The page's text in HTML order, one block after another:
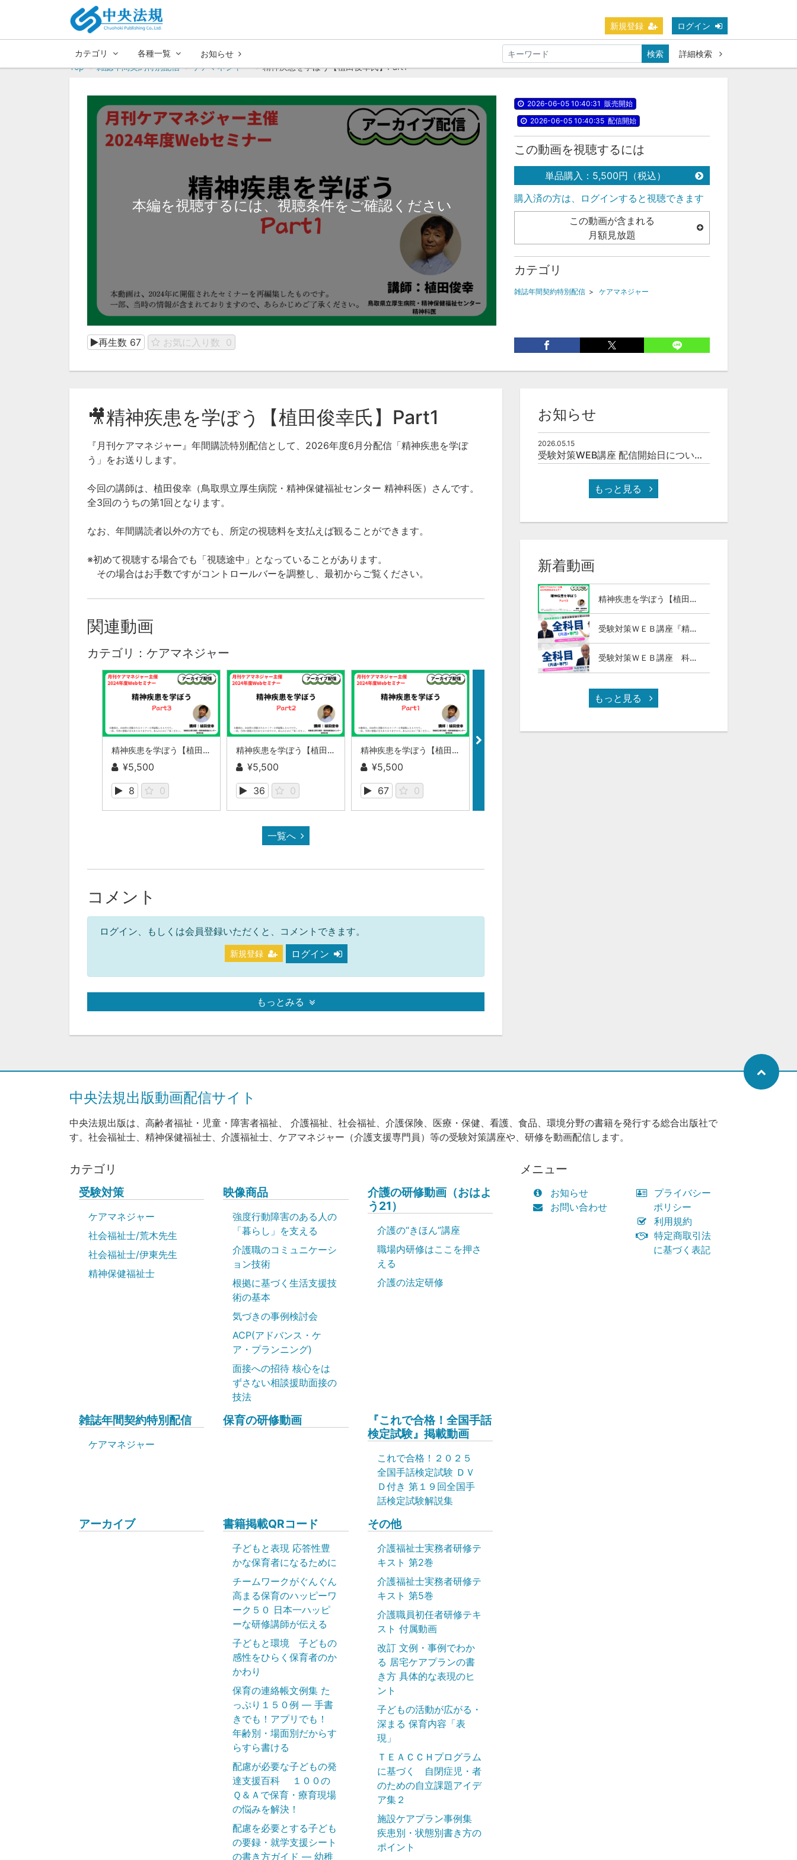
新規登録 ログイン
カテゴリ 各種一覧 お知らせ 検索
詳細検索
Top
雑誌年間契約特別配信 ケアマネジャー 精神疾患を学ぼう【植田俊幸氏】Part1
本編を視聴するには、視聴条件をご確認ください
再生数 67 お気に入り数 0
2026-06-05 10:40:31 販売開始
2026-06-05 10:40:35 配信開始
この動画を視聴するには
単品購入：5,500円（税込）
購入済の方は、ログインすると視聴できます
この動画が含まれる
月額見放題
カテゴリ
雑誌年間契約特別配信 > ケアマネジャー
🎥精神疾患を学ぼう【植田俊幸氏】Part1
『月刊ケアマネジャー』年間購読特別配信として、2026年度6月分配信「精神疾患を学ぼ
う」をお送りします。
今回の講師は、植田俊幸（鳥取県立厚生病院・精神保健福祉センター 精神科医）さんです。
全3回のうちの第1回となります。
なお、年間購読者以外の方でも、所定の視聴料を支払えば観ることができます。
※初めて視聴する場合でも「視聴途中」となっていることがあります。
その場合はお手数ですがコントロールバーを調整し、最初からご覧ください。
関連動画
カテゴリ：ケアマネジャー
精神疾患を学ぼう【植田俊幸氏】Part３
¥5,500
8
0
精神疾患を学ぼう【植田俊幸氏】Part２
¥5,500
36
0
精神疾患を学ぼう【植田俊幸氏】Part1
¥5,500
67
0
一覧へ
コメント
ログイン、もしくは会員登録いただくと、コメントできます。
新規登録 ログイン
もっとみる
お知らせ
2026.05.15
受験対策WEB講座 配信開始日について(予定)
もっと見る
新着動画
精神疾患を学ぼう【植田俊幸氏】Part３
受験対策ＷＥＢ講座『精神保健福祉士国試ナビ［専門科目］２０２７』＆「科目別の重要ポイントがわかる！社会福祉士合格講座２０２７［共通科目］」
受験対策ＷＥＢ講座 科目別の重要ポイントがわかる！社会福祉士合格講座２０２７（全セット）
もっと見る
中央法規出版動画配信サイト
中央法規出版は、高齢者福祉・児童・障害者福祉、 介護福祉、社会福祉、介護保険、医療・保健、看護、食品、環境分野の書籍を発行する総合出版社で
す。社会福祉士、精神保健福祉士、介護福祉士、ケアマネジャー（介護支援専門員）等の受験対策講座や、研修を動画配信します。
カテゴリ
受験対策
ケアマネジャー
社会福祉士/荒木先生
社会福祉士/伊東先生
精神保健福祉士
映像商品
強度行動障害のある人の
「暮らし」を支える
介護職のコミュニケーシ
ョン技術
根拠に基づく生活支援技
術の基本
気づきの事例検討会
ACP(アドバンス・ケ
ア・プランニング)
面接への招待 核心をは
ずさない相談援助面接の
技法
介護の研修動画（おはよ
う21）
介護の“きほん”講座
職場内研修はここを押さ
える
介護の法定研修
雑誌年間契約特別配信
ケアマネジャー
保育の研修動画
『これで合格！全国手話
検定試験』掲載動画
これで合格！２０２５
全国手話検定試験 ＤＶ
Ｄ付き 第１９回全国手
話検定試験解説集
アーカイブ 書籍掲載QRコード
子どもと表現 応答性豊
かな保育者になるために
チームワークがぐんぐん
高まる保育のハッピーワ
ーク５０ 日本一ハッピ
ーな研修講師が伝える
子どもと環境 子どもの
感性をひらく保育者のか
かわり
保育の連絡帳文例集 た
っぷり１５０例 ― 手書
きでも！アプリでも！
年齢別・場面別だからす
らすら書ける
配慮が必要な子どもの発
達支援百科 １００の
Ｑ＆Ａで保育・療育現場
の悩みを解決！
配慮を必要とする子ども
の要録・就学支援シート
の書き方ガイド ― 幼稚
その他
介護福祉士実務者研修テ
キスト 第2巻
介護福祉士実務者研修テ
キスト 第5巻
介護職員初任者研修テキ
スト 付属動画
改訂 文例・事例でわか
る 居宅ケアプランの書
き方 具体的な表現のヒ
ント
子どもの活動が広がる・
深まる 保育内容「表
現」
ＴＥＡＣＣＨプログラム
に基づく 自閉症児・者
のための自立課題アイデ
ア集２
施設ケアプラン事例集
疾患別・状態別書き方の
ポイント
メニュー
お知らせ
お問い合わせ
プライバシー
ポリシー
利用規約
特定商取引法
に基づく表記